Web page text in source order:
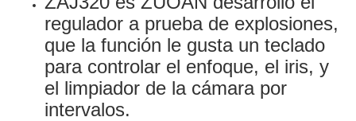
regulador a prueba de explosiones,
que la función le gusta un teclado
para controlar el enfoque, el iris, y
el limpiador de la cámara por
intervalos.